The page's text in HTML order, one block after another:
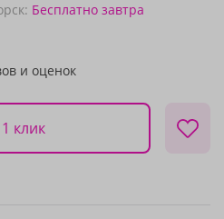
Бесплатно завтра
и оценок
клик